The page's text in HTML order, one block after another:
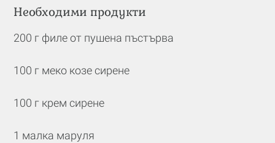
Необходими продукти
200 г филе от пушена пъстърва
100 г меко козе сирене
100 г крем сирене
1 малка маруля